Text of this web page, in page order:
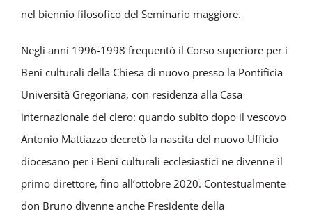
nel biennio filosofico del Seminario maggiore.
Negli anni 1996-1998 frequentò il Corso superiore per i
Beni culturali della Chiesa di nuovo presso la Pontificia
Università Gregoriana, con residenza alla Casa
internazionale del clero: quando subito dopo il vescovo
Antonio Mattiazzo decretò la nascita del nuovo Ufficio
diocesano per i Beni culturali ecclesiastici ne divenne il
primo direttore, fino all’ottobre 2020. Contestualmente
don Bruno divenne anche Presidente della